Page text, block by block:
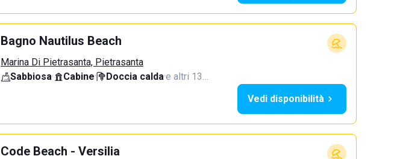
Bagno Nautilus Beach
Marina Di Pietrasanta, Pietrasanta
Sabbiosa· Cabine· Doccia calda·e altri 13…
Vedi disponibilità
Code Beach - Versilia